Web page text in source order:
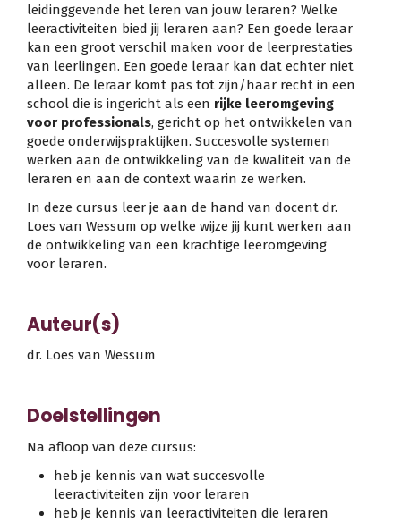
leidinggevende het leren van jouw leraren? Welke
leeractiviteiten bied jij leraren aan? Een goede leraar
kan een groot verschil maken voor de leerprestaties
van leerlingen. Een goede leraar kan dat echter niet
alleen. De leraar komt pas tot zijn/haar recht in een
school die is ingericht als een rijke leeromgeving
voor professionals, gericht op het ontwikkelen van
goede onderwijspraktijken. Succesvolle systemen
werken aan de ontwikkeling van de kwaliteit van de
leraren en aan de context waarin ze werken.
In deze cursus leer je aan de hand van docent dr.
Loes van Wessum op welke wijze jij kunt werken aan
de ontwikkeling van een krachtige leeromgeving
voor leraren.
Auteur(s)
dr. Loes van Wessum
Doelstellingen
Na afloop van deze cursus:
heb je kennis van wat succesvolle
leeractiviteiten zijn voor leraren
heb je kennis van leeractiviteiten die leraren